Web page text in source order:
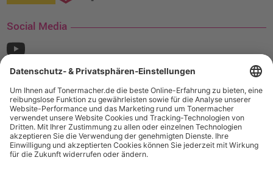
Social Media
¹ Nur gültig für den Versand innerhalb Deutschlands. Befindet sich ein Warenwert
von mindestens 35€ (inkl. Mwst.) an Ampertec Artikeln in Ihrem Warenkorb, ist der
Versand für Sie kostenfrei.